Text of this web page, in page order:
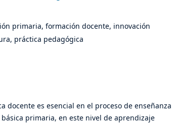
primaria, formación docente, innovación
práctica pedagógica
docente es esencial en el proceso de enseñanza
primaria, en este nivel de aprendizaje